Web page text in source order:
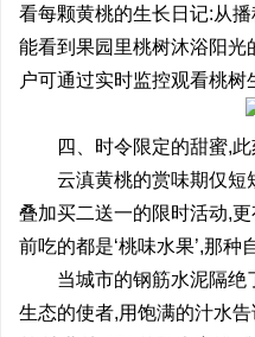
看每颗黄桃的生长日记:从
能看到果园里桃树沐浴阳光
户可通过实时监控观看桃树
四、时令限定的甜蜜,
云滇黄桃的赏味期仅短
叠加买二送一的限时活动,
前吃的都是‘桃味水果’,那
当城市的钢筋水泥隔
生态的使者,用饱满的汁水